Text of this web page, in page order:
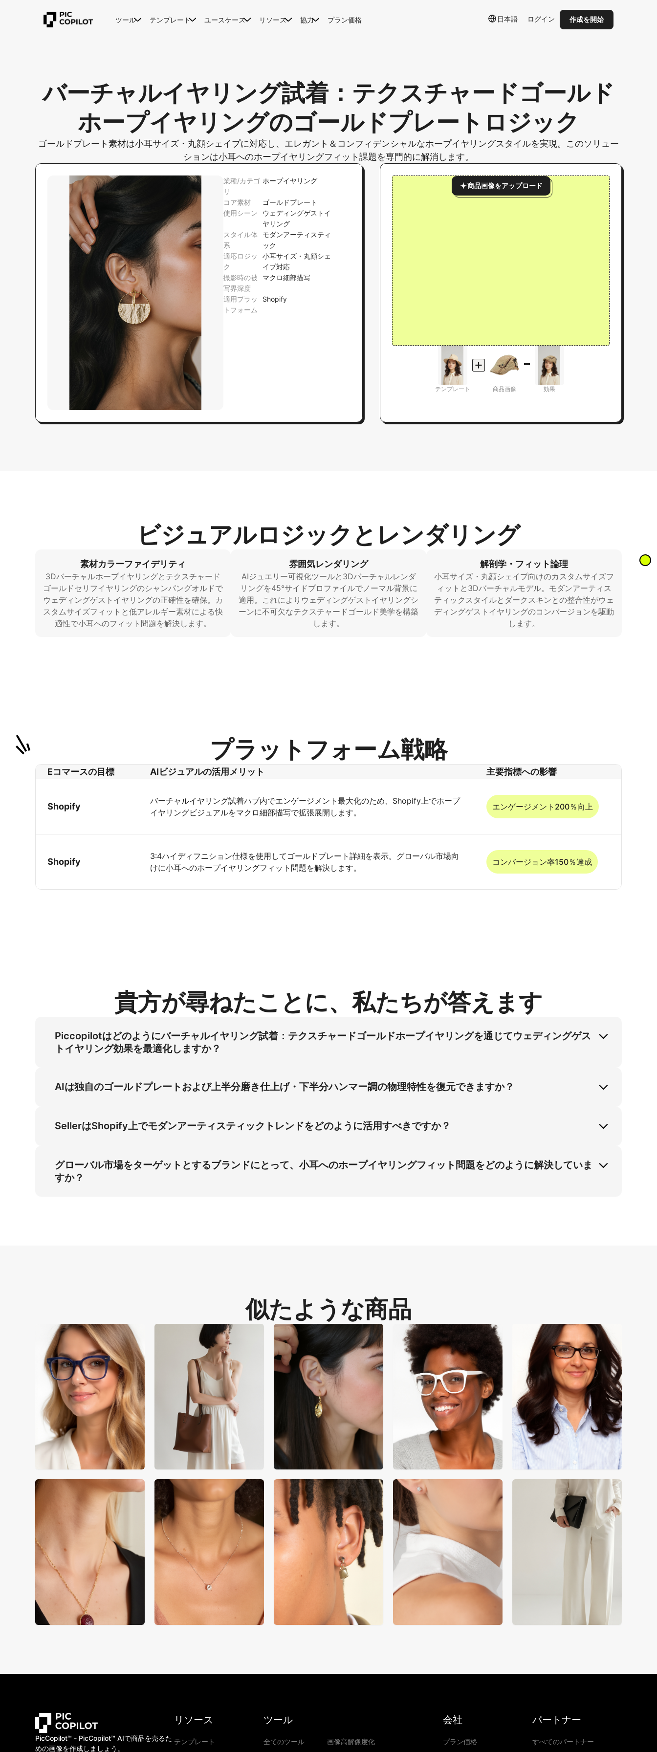
ツール テンプレート ユースケース リソース 協力 プラン価格 日本語 ログイン 作成を開始
バーチャルイヤリング試着：テクスチャードゴールド
ホープイヤリングのゴールドプレートロジック
ゴールドプレート素材は小耳サイズ・丸顔シェイプに対応し、エレガント＆コンフィデンシャルなホープイヤリングスタイルを実現。このソリュー
ションは小耳へのホープイヤリングフィット課題を専門的に解消します。
業種/カテゴ
リ
ホープイヤリング
コア素材
ゴールドプレート
使用シーン
ウェディングゲストイ
ヤリング
スタイル体
系
モダンアーティスティ
ック
適応ロジッ
ク
小耳サイズ・丸顔シェ
イプ対応
撮影時の被
写界深度
マクロ細部描写
適用プラッ
トフォーム
Shopify
商品画像をアップロード
テンプレート 商品画像 効果
ビジュアルロジックとレンダリング
素材カラーファイデリティ
3Dバーチャルホープイヤリングとテクスチャード
ゴールドセリフイヤリングのシャンパングオルドで
ウェディングゲストイヤリングの正確性を確保。カ
スタムサイズフィットと低アレルギー素材による快
適性で小耳へのフィット問題を解決します。
雰囲気レンダリング
AIジュエリー可視化ツールと3Dバーチャルレンダ
リングを45°サイドプロファイルでノーマル背景に
適用。これによりウェディングゲストイヤリングシ
ーンに不可欠なテクスチャードゴールド美学を構築
します。
解剖学・フィット論理
小耳サイズ・丸顔シェイプ向けのカスタムサイズフ
ィットと3Dバーチャルモデル。モダンアーティス
ティックスタイルとダークスキンとの整合性がウェ
ディングゲストイヤリングのコンバージョンを駆動
します。
プラットフォーム戦略
Eコマースの目標 AIビジュアルの活用メリット 主要指標への影響
Shopify
バーチャルイヤリング試着ハブ内でエンゲージメント最大化のため、Shopify上でホープ
イヤリングビジュアルをマクロ細部描写で拡張展開します。
エンゲージメント200％向上
Shopify
3:4ハイディフニション仕様を使用してゴールドプレート詳細を表示。グローバル市場向
けに小耳へのホープイヤリングフィット問題を解決します。
コンバージョン率150％達成
貴方が尋ねたことに、私たちが答えます
Piccopilotはどのようにバーチャルイヤリング試着：テクスチャードゴールドホープイヤリングを通じてウェディングゲス
トイヤリング効果を最適化しますか？
し、ウェディングゲストシーンでの正確なフィット感とスタイルを提示することで、ホープイヤリングの返品率を40％削減します。これは顧客信頼構築
において不可欠です。
AIは独自のゴールドプレートおよび上半分磨き仕上げ・下半分ハンマー調の物理特性を復元できますか？
により素材の反射性とテクスチャーデプスを捉え、実際の挙動と一致するビジュアル表現を提供します。これにより顧客には必要な完全なイヤリング体験
を確実に提供します。
SellerはShopify上でモダンアーティスティックトレンドをどのように活用すべきですか？
ャードゴールドホープイヤリングツールを活用し、ホープイヤリングがモダンアーティスティック美学とどう整合するかを示すことが重要です。特にテク
スチャードゴールド仕上げ・小耳サイズフィット・丸顔シェイプ対応を強調することで、ウェディングゲストバイヤーを獲得します。
グローバル市場をターゲットとするブランドにとって、小耳へのホープイヤリングフィット問題をどのように解決していま
すか？
似たような商品
PicCopilot™️ - PicCopilot™️ AIで商品を売るた
めの画像を作成しましょう。
リソース
テンプレート
ツール
全てのツール
画像高解像度化
会社
プラン価格
パートナー
すべてのパートナー